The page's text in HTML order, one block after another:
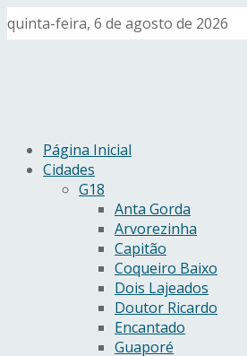
quinta-feira, 6 de agosto de 2026
Página Inicial
Cidades
G18
Anta Gorda
Arvorezinha
Capitão
Coqueiro Baixo
Dois Lajeados
Doutor Ricardo
Encantado
Guaporé